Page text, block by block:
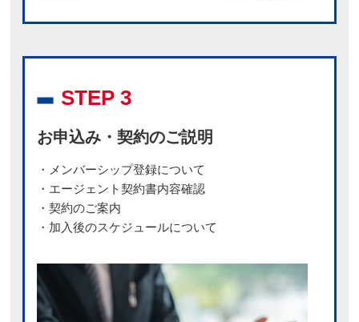
STEP 3
お申込み・契約のご説明
・メンバーシップ登録について
・エージェント契約書内容確認
・契約のご案内
・加入後のスケジュールについて